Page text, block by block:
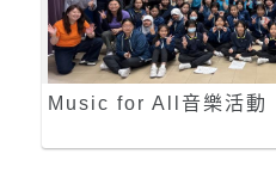
Music for All音樂活動